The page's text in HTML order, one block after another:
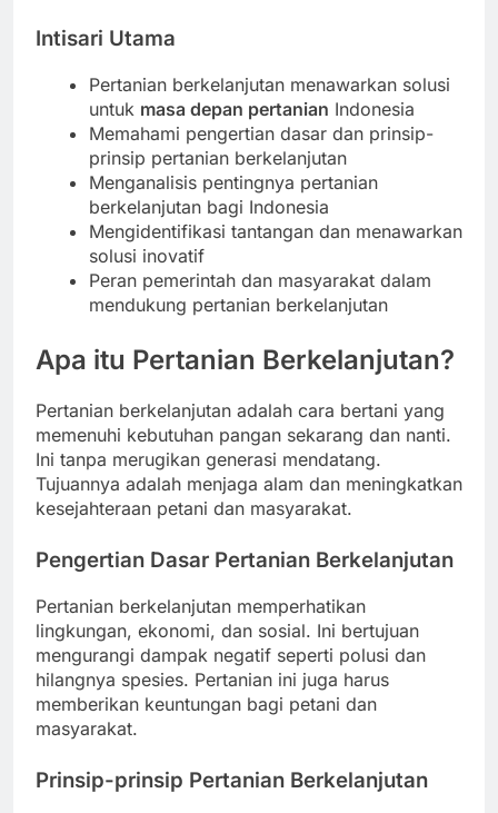
Intisari Utama
Pertanian berkelanjutan menawarkan solusi
untuk masa depan pertanian Indonesia
Memahami pengertian dasar dan prinsip-
prinsip pertanian berkelanjutan
Menganalisis pentingnya pertanian
berkelanjutan bagi Indonesia
Mengidentifikasi tantangan dan menawarkan
solusi inovatif
Peran pemerintah dan masyarakat dalam
mendukung pertanian berkelanjutan
Apa itu Pertanian Berkelanjutan?
Pertanian berkelanjutan adalah cara bertani yang
memenuhi kebutuhan pangan sekarang dan nanti.
Ini tanpa merugikan generasi mendatang.
Tujuannya adalah menjaga alam dan meningkatkan
kesejahteraan petani dan masyarakat.
Pengertian Dasar Pertanian Berkelanjutan
Pertanian berkelanjutan memperhatikan
lingkungan, ekonomi, dan sosial. Ini bertujuan
mengurangi dampak negatif seperti polusi dan
hilangnya spesies. Pertanian ini juga harus
memberikan keuntungan bagi petani dan
masyarakat.
Prinsip-prinsip Pertanian Berkelanjutan